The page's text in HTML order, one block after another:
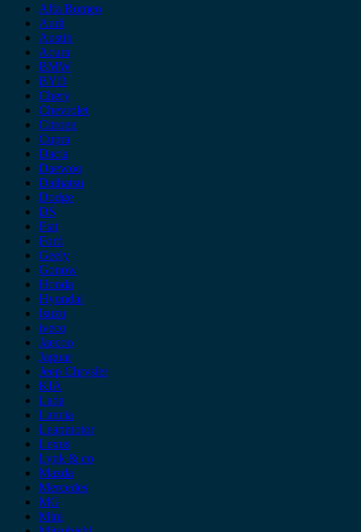
Alfa Romeo
Audi
Austin
Acura
BMW
BYD
Chery
Chevrolet
Citroen
Cupra
Dacia
Daewoo
Daihatsu
Dodge
DS
Fiat
Ford
Geely
Gonow
Honda
Hyundai
Isuzu
iveco
Jaecoo
Jaguar
Jeep Chrysler
KIA
Lada
Lancia
Leapmotor
Lexus
Lynk & co
Mazda
Mercedes
MG
Mini